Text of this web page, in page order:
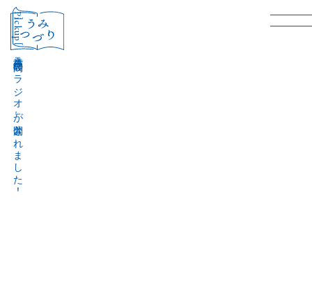
［Pickup］
音声作品『波間のラジオ』が公開されました！